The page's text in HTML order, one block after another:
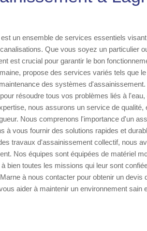
un ensemble de services essentiels
Que vous soyez un particulier
est crucial pour garantir le bon
propose des services variés tels que
des systèmes
résoudre tous vos problèmes liés à
nous assurons un service de qualité,
Nous comprenons l'importance d'un
à vous fournir des solutions rapides et
travaux d'assainissement collectif, nous
Nos équipes sont équipées de matériel
bien toutes les missions qui leur sont
à nous contacter pour obtenir un devis
aider à maintenir un environnement sain